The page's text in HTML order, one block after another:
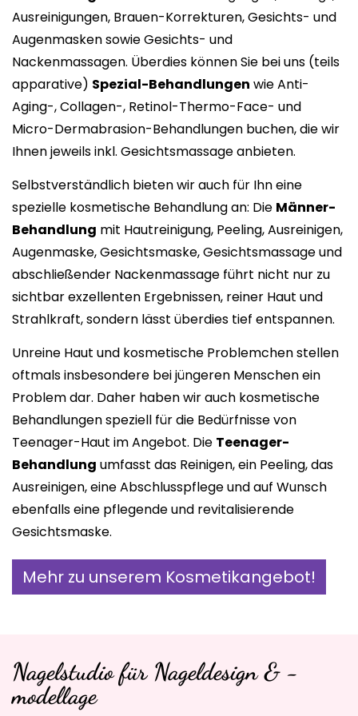
Mehrfachbehandlungen möglich und gegebenenfalls
sinnvoll. Lassen Sie sich gern vorab von un
Unser Team weiß, dass Ihr Job- oder Familienalltag
ziemlich anstrengend sein kann.
Deshalb möchten wir Ihnen die Zeit bei uns so
angenehm wie möglich gestalten: Sobald Sie unser
besondere Welt ein. Sie dürfen sich auf einen
Rundum-Kosmetik-Servicefreuen, der keine
Wünsche offenlässt. Nach Ihrer Kosmetikbehandlung
fühlen Sie sich schöner, entspannter und haben
wieder neue Energie für den Alltag.
Wir freuen uns auf Ihren Besuch in einem unserer
Blickfang by Katrin
Ihr Kosmetik- & Nagelstudio mit flexibler
Terminvereinbarung
Ausreinigungen, Brauen-Korrekturen, Gesichts- und
Augenmasken sowie Gesichts- und
Nackenmassagen. Überdies können Sie bei uns (teils
apparative) Spezial-Behandlungen wie Anti-
Aging-, Collagen-, Retinol-Thermo-Face- und
Micro-Dermabrasion-Behandlungen buchen, die wir
Ihnen jeweils inkl. Gesichtsmassage anbieten.
Selbstverständlich bieten wir auch für Ihn eine
spezielle kosmetische Behandlung an: Die Männer-
Behandlung mit Hautreinigung, Peeling, Ausreinigen,
Augenmaske, Gesichtsmaske, Gesichtsmassage und
abschließender Nackenmassage führt nicht nur zu
sichtbar exzellenten Ergebnissen, reiner Haut und
Strahlkraft, sondern lässt überdies tief entspannen.
Unreine Haut und kosmetische Problemchen stellen
oftmals insbesondere bei jüngeren Menschen ein
Problem dar. Daher haben wir auch kosmetische
Behandlungen speziell für die Bedürfnisse von
Teenager-Haut im Angebot. Die Teenager-
Behandlung umfasst das Reinigen, ein Peeling, das
Ausreinigen, eine Abschlusspflege und auf Wunsch
ebenfalls eine pflegende und revitalisierende
Gesichtsmaske.
Mehr zu unserem Kosmetikangebot!
Nagelstudio für Nageldesign & -
modellage